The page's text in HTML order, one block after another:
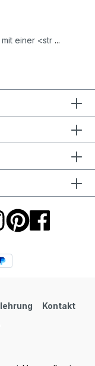
einer <str ...
Kontakt